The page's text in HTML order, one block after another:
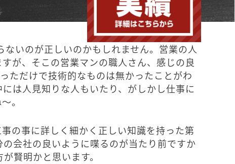
いのが正しいのかもしれません。営業の人
が、そこの営業マンの職人さん、感じの良
ただけで技術的なものは無かったことがわ
は人見知りな人もいたり、がしかし仕事に
。
の事に詳しく細かく正しい知識を持った第
会社の良いように喋るのが当たり前ですか
賢明かと思います。